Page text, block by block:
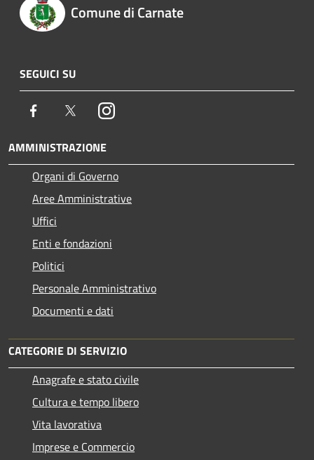
Comune di Carnate
SEGUICI SU
Facebook TwitterInstagram
AMMINISTRAZIONE
Organi di Governo
Aree Amministrative
Uffici
Enti e fondazioni
Politici
Personale Amministrativo
Documenti e dati
CATEGORIE DI SERVIZIO
Anagrafe e stato civile
Cultura e tempo libero
Vita lavorativa
Imprese e Commercio